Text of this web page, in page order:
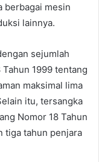
berbagai mesin
lainnya.
sejumlah
1999 tentang
maksimal lima
itu, tersangka
Nomor 18 Tahun
tiga tahun penjara